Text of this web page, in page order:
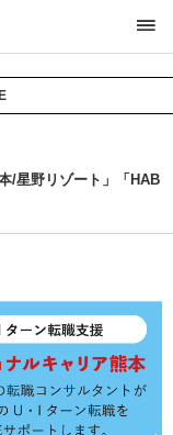
/星野リゾート」「HAB